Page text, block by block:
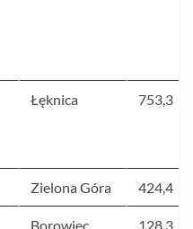
Łęknica 753,3
Zielona Góra 424,4
Borowiec 128,3